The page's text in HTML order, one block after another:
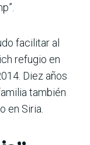
facilitar al
refugio en
Diez años
también
en Siria.